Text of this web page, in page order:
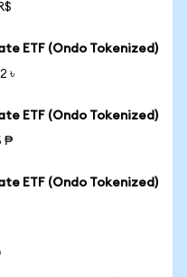
ETF (Ondo Tokenized)
৳
ETF (Ondo Tokenized)
₱
ETF (Ondo Tokenized)